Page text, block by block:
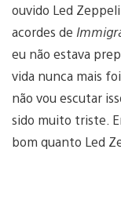
ouvido Led
acordes de
eu não estava
vida nunca mais
não vou escutar
sido muito triste.
bom quanto Led